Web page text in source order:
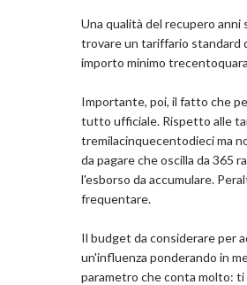
Una qualità del recupero anni
trovare un tariffario standard
importo minimo
Importante, poi, il fatto che
tutto ufficiale. Rispetto alle
tremilacinquecentodieci ma
da pagare che oscilla da 365
l'esborso da accumulare.
frequentare.
Il budget da considerare per
un'influenza ponderando in
parametro che conta molto: